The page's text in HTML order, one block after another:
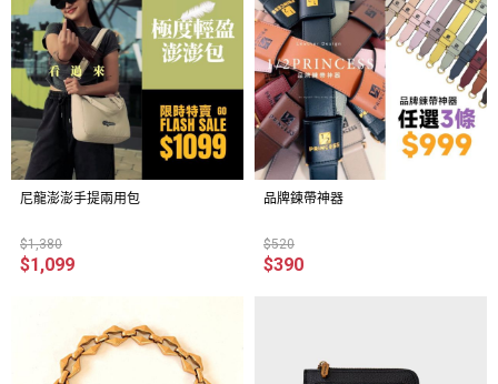
尼龍澎澎手提兩用包
$1,380
$1,099
品牌鍊帶神器
$520
$390